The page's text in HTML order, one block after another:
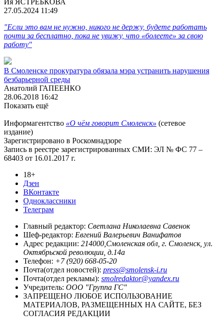
27.05.2024 11:49
"Если это вам не нужно, никого не держу, будете работать
почти за бесплатно, пока не увижу, что «болеете» за свою
работу"
В Смоленске прокуратура обязала мэра устранить нарушения
безбарьерной среды
Анатолий ГАПЕЕНКО
28.06.2018 16:42
Показать ещё
Информагентство «О чём говорит Смоленск» (сетевое
издание)
Зарегистрировано в Роскомнадзоре
Запись в реестре зарегистрированных СМИ: ЭЛ № ФС 77 –
68403 от 16.01.2017 г.
18+
Дзен
ВКонтакте
Одноклассники
Телеграм
Главный редактор: Светлана Николаевна Савенок
Шеф-редактор: Евгений Валерьевич Ванифатов
Адрес редакции: 214000,Смоленская обл, г. Смоленск, ул.
Октябрьской революции, д.14а
Телефон: +7 (920) 668-05-20
Почта(отдел новостей): press@smolensk-i.ru
Почта(отдел рекламы): smolredaktor@yandex.ru
Учредитель: ООО "Группа ГС"
ЗАПРЕЩЕНО ЛЮБОЕ ИСПОЛЬЗОВАНИЕ
МАТЕРИАЛОВ, РАЗМЕЩЕННЫХ НА САЙТЕ, БЕЗ
СОГЛАСИЯ РЕДАКЦИИ